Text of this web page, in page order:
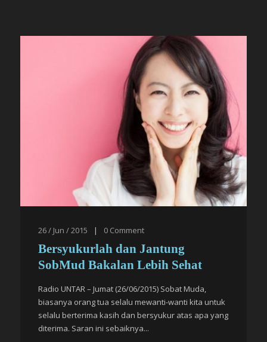
26 / Jun / 2015 | 0 Comment
Bersyukurlah dan Jantung
SobMud Bakalan Lebih Sehat
Radio UNTAR – Jumat (26/06/2015) Sobat Muda,
biasanya orang tua selalu mewanti-wanti kita untuk
selalu berterima kasih dan bersyukur atas apa yang
diterima. Saran ini sebaiknya...